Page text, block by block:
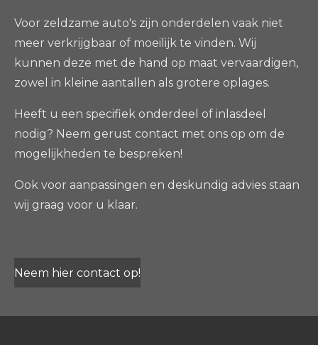
Voor zeldzame auto's zijn onderdelen vaak niet
meer verkrijgbaar of moeilijk te vinden. Wij
kunnen deze met de hand op maat vervaardigen,
zowel in kleine aantallen als grotere oplages.
Heeft u een specifiek onderdeel of inlasdeel
nodig? Neem gerust contact met ons op om de
mogelijkheden te bespreken!
Ook voor aanpassingen en deskundig advies staan
wij graag voor u klaar.
Neem hier contact op!